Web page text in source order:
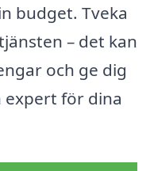
budget. Tveka
– det kan
och ge dig
för dina